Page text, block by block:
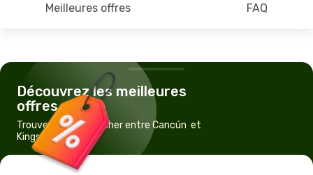
Meilleures offres FAQ
Découvrez les meilleures
offres
Trouvez un vol pas cher entre Cancún et
Kingston